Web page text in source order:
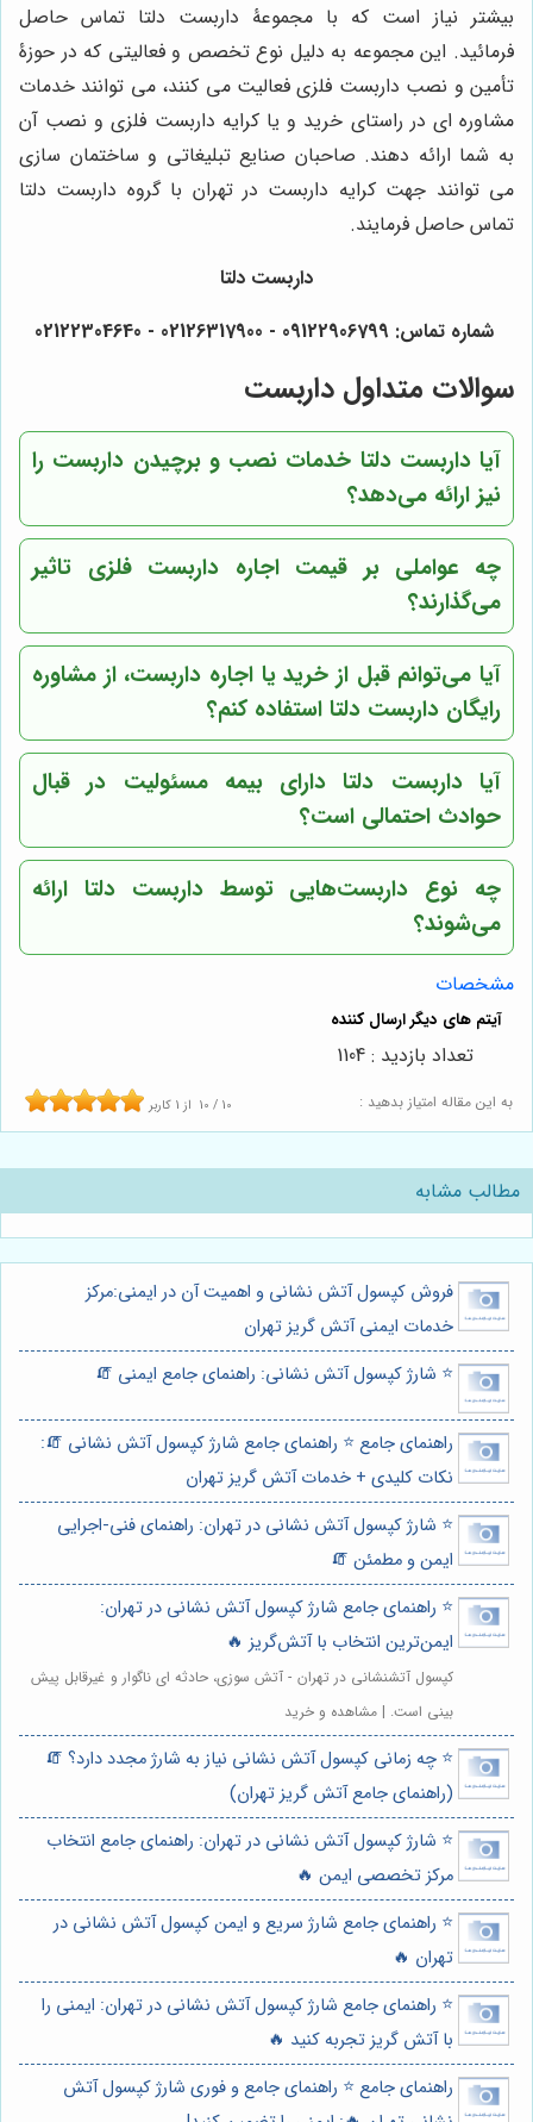
بیشتر نیاز است که با مجموعۀ داربست دلتا تماس حاصل
فرمائید. این مجموعه به دلیل نوع تخصص و فعالیتی که در حوزۀ
تأمین و نصب داربست فلزی فعالیت می کنند، می توانند خدمات
مشاوره ای در راستای خرید و یا کرایه داربست فلزی و نصب آن
به شما ارائه دهند. صاحبان صنایع تبلیغاتی و ساختمان سازی
می توانند جهت کرایه داربست در تهران با گروه داربست دلتا
تماس حاصل فرمایند.
داربست دلتا
شماره تماس: 09122906799 - 02126317900 - 02122304640
سوالات متداول داربست
آیا داربست دلتا خدمات نصب و برچیدن داربست را
نیز ارائه می‌دهد؟
چه عواملی بر قیمت اجاره داربست فلزی تاثیر
می‌گذارند؟
آیا می‌توانم قبل از خرید یا اجاره داربست، از مشاوره
رایگان داربست دلتا استفاده کنم؟
آیا داربست دلتا دارای بیمه مسئولیت در قبال
حوادث احتمالی است؟
چه نوع داربست‌هایی توسط داربست دلتا ارائه
می‌شوند؟
مشخصات
به این مقاله امتیاز بدهید : 10 / 10 از 1 کاربر
تعداد بازدید : 1104
مطالب مشابه
فروش کپسول آتش نشانی و اهمیت آن در ایمنی:مرکز
خدمات ایمنی آتش گریز تهران
⭐️ شارژ کپسول آتش نشانی: راهنمای جامع ایمنی 🧯
راهنمای جامع ⭐️ راهنمای جامع شارژ کپسول آتش نشانی 🧯:
نکات کلیدی + خدمات آتش گریز تهران
⭐️ شارژ کپسول آتش نشانی در تهران: راهنمای فنی-اجرایی
ایمن و مطمئن 🧯
⭐️ راهنمای جامع شارژ کپسول آتش نشانی در تهران:
ایمن‌ترین انتخاب با آتش‌گریز 🔥
کپسول آتشنشانی در تهران - آتش سوزی، حادثه ای ناگوار و غیرقابل پیش
بینی است. | مشاهده و خرید
⭐️ چه زمانی کپسول آتش نشانی نیاز به شارژ مجدد دارد؟ 🧯
(راهنمای جامع آتش گریز تهران)
⭐️ شارژ کپسول آتش نشانی در تهران: راهنمای جامع انتخاب
مرکز تخصصی ایمن 🔥
⭐️ راهنمای جامع شارژ سریع و ایمن کپسول آتش نشانی در
تهران 🔥
⭐️ راهنمای جامع شارژ کپسول آتش نشانی در تهران: ایمنی را
با آتش گریز تجربه کنید 🔥
راهنمای جامع ⭐️ راهنمای جامع و فوری شارژ کپسول آتش